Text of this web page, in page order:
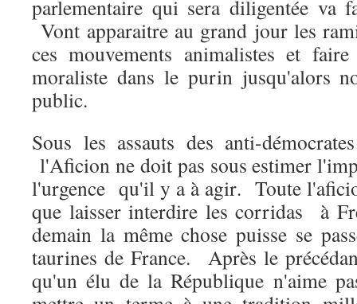
parlementaire qui sera diligentée va
Vont apparaitre au grand jour les
ces mouvements animalistes et
moraliste dans le purin jusqu'alors
public.
Sous les assauts des anti-
l'Aficion ne doit pas sous estimer
l'urgence qu'il y a à agir. Toute
que laisser interdire les corridas à
demain la même chose puisse se
taurines de France. Après le
qu'un élu de la République n'aime